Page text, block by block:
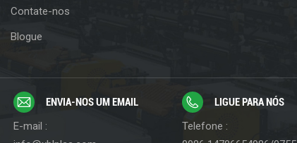
Contate-nos
Blogue
ENVIA-NOS UM EMAIL
E-mail :
LIGUE PARA NÓS
Telefone :